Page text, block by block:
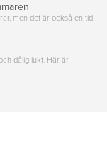
men det är också en tid
dålig lukt. Här är